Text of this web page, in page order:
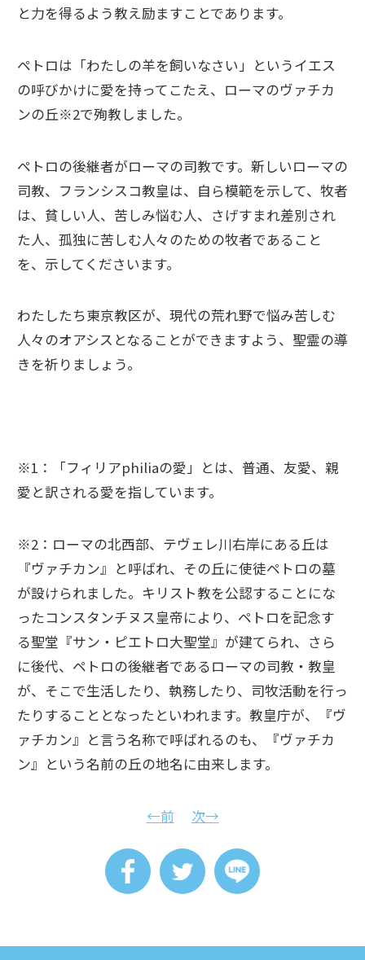
と力を得るよう教え励ますことであります。
ペトロは「わたしの羊を飼いなさい」というイエス
の呼びかけに愛を持ってこたえ、ローマのヴァチカ
ンの丘※2で殉教しました。
ペトロの後継者がローマの司教です。新しいローマの
司教、フランシスコ教皇は、自ら模範を示して、牧者
は、貧しい人、苦しみ悩む人、さげすまれ差別され
た人、孤独に苦しむ人々のための牧者であること
を、示してくださいます。
わたしたち東京教区が、現代の荒れ野で悩み苦しむ
人々のオアシスとなることができますよう、聖霊の導
きを祈りましょう。
※1：「フィリアphiliaの愛」とは、普通、友愛、親
愛と訳される愛を指しています。
※2：ローマの北西部、テヴェレ川右岸にある丘は
『ヴァチカン』と呼ばれ、その丘に使徒ペトロの墓
が設けられました。キリスト教を公認することにな
ったコンスタンチヌス皇帝により、ペトロを記念す
る聖堂『サン・ピエトロ大聖堂』が建てられ、さら
に後代、ペトロの後継者であるローマの司教・教皇
が、そこで生活したり、執務したり、司牧活動を行っ
たりすることとなったといわれます。教皇庁が、『ヴ
ァチカン』と言う名称で呼ばれるのも、『ヴァチカ
ン』という名前の丘の地名に由来します。
←前 次→